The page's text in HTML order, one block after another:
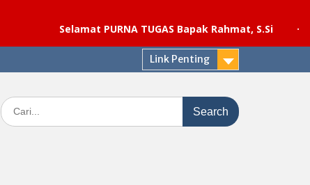
Selamat PURNA TUGAS Bapak Rahmat, S.Si
·
Link Penting
Search
for: